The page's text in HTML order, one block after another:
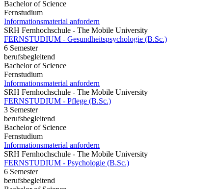
Bachelor of Science
Fernstudium
Informationsmaterial anfordern
SRH Fernhochschule - The Mobile University
FERNSTUDIUM - Gesundheitspsychologie (B.Sc.)
6 Semester
berufsbegleitend
Bachelor of Science
Fernstudium
Informationsmaterial anfordern
SRH Fernhochschule - The Mobile University
FERNSTUDIUM - Pflege (B.Sc.)
3 Semester
berufsbegleitend
Bachelor of Science
Fernstudium
Informationsmaterial anfordern
SRH Fernhochschule - The Mobile University
FERNSTUDIUM - Psychologie (B.Sc.)
6 Semester
berufsbegleitend